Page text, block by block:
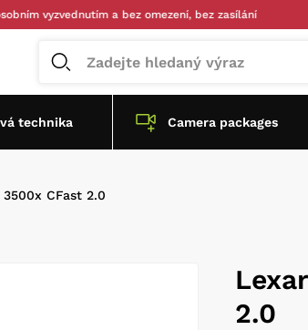
vyzvednutím a bez omezení, bez zasílání
technika Camera packages
CFast 2.0
2.0